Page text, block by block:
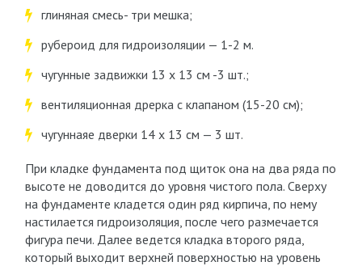
глиняная смесь- три мешка;
рубероид для гидроизоляции — 1-2 м.
чугунные задвижки 13 х 13 см -3 шт.;
вентиляционная дрерка с клапаном (15-20 см);
чугуннаяе дверки 14 х 13 см — 3 шт.
При кладке фундамента под щиток она на два ряда по
высоте не доводится до уровня чистого пола. Сверху
на фундаменте кладется один ряд кирпича, по нему
настилается гидроизоляция, после чего размечается
фигура печи. Далее ведется кладка второго ряда,
который выходит верхней поверхностью на уровень